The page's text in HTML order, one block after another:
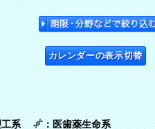
カレンダーの表示切替
工系 ：医歯薬生命系